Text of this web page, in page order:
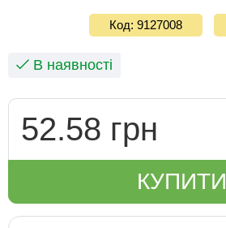
Код: 9127008
В наявності
52.58 грн
КУПИТИ